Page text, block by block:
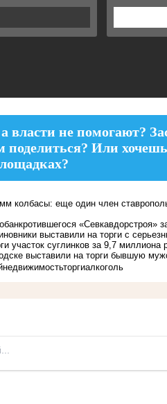
власти не помогают?
поделиться? Или
колбасы: еще один член
«Севкавдорстроя»
выставили на торги с
участок суглинков за 9,7 миллиона
выставили на торги бывшую
недвижимостьторгиалкоголь